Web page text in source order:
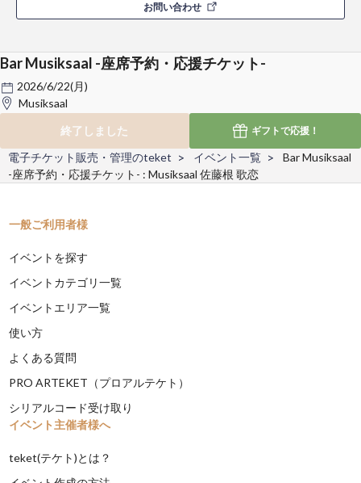
お問い合わせ
Bar Musiksaal -座席予約・応援チケット-
2026/6/22(月)
Musiksaal
終了しました
ギフトで応援！
電子チケット販売・管理のteket イベント一覧
Bar Musiksaal
-座席予約・応援チケット- : Musiksaal 佐藤根 歌恋
一般ご利用者様
イベントを探す
イベントカテゴリ一覧
イベントエリア一覧
使い方
よくある質問
PRO ARTEKET（プロアルテケト）
シリアルコード受け取り
イベント主催者様へ
teket(テケト)とは？